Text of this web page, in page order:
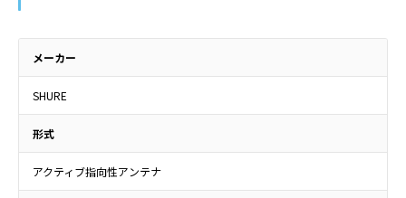
メーカー
SHURE
形式
アクティブ指向性アンテナ